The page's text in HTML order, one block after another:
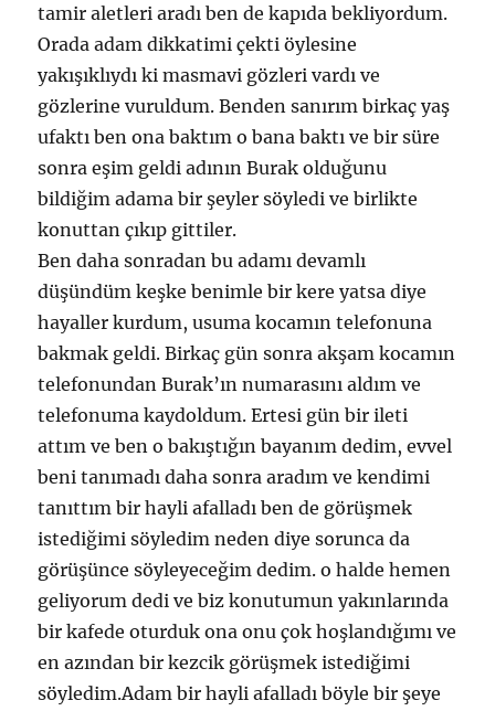
tamir aletleri aradı ben de kapıda bekliyordum.
Orada adam dikkatimi çekti öylesine
yakışıklıydı ki masmavi gözleri vardı ve
gözlerine vuruldum. Benden sanırım birkaç yaş
ufaktı ben ona baktım o bana baktı ve bir süre
sonra eşim geldi adının Burak olduğunu
bildiğim adama bir şeyler söyledi ve birlikte
konuttan çıkıp gittiler.
Ben daha sonradan bu adamı devamlı
düşündüm keşke benimle bir kere yatsa diye
hayaller kurdum, usuma kocamın telefonuna
bakmak geldi. Birkaç gün sonra akşam kocamın
telefonundan Burak’ın numarasını aldım ve
telefonuma kaydoldum. Ertesi gün bir ileti
attım ve ben o bakıştığın bayanım dedim, evvel
beni tanımadı daha sonra aradım ve kendimi
tanıttım bir hayli afalladı ben de görüşmek
istediğimi söyledim neden diye sorunca da
görüşünce söyleyeceğim dedim. o halde hemen
geliyorum dedi ve biz konutumun yakınlarında
bir kafede oturduk ona onu çok hoşlandığımı ve
en azından bir kezcik görüşmek istediğimi
söyledim.Adam bir hayli afalladı böyle bir şeye